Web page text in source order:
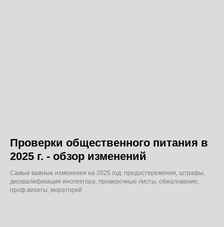
Проверки общественного питания в
2025 г. - обзор изменений
Самые важные изменения на 2025 год: предостережения, штрафы,
дисквалификация инспектора, проверочные листы, обжалование,
проф.визиты, мораторий